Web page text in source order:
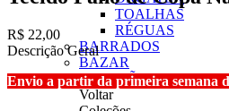
TOALHAS
RÉGUAS
BARRADOS
BAZAR
COLEÇÕES
Voltar
R$ 22,00
Descrição Geral
Envio a partir da primeira semana